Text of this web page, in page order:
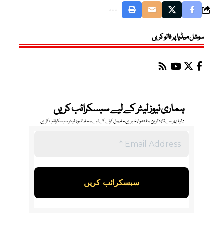
سوشل میڈیا پر فالو کریں
ہماری نیوز لیٹر کے لیے سبسکرائب کریں
دنیا بھر سے تازہ ترین ہفتہ وار خبریں حاصل کرنے کے لیے ہمارا نیوز لیٹر سبسکرائب کریں۔